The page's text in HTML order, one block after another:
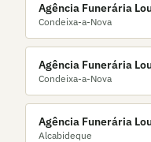
Agência Funerária
Condeixa-a-Nova
Agência Funerária
Condeixa-a-Nova
Agência Funerária
Alcabideque